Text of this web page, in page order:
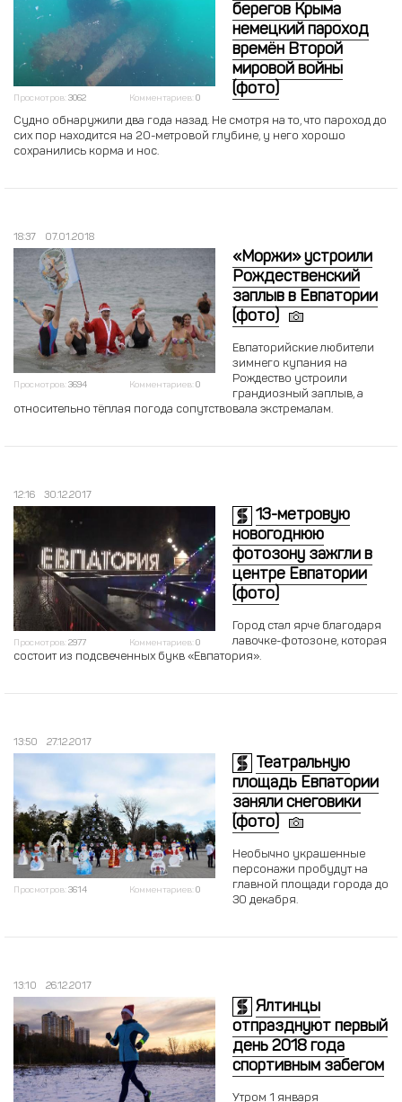
Просмотров: 3062 Комментариев: 0
берегов Крыма
немецкий пароход
времён Второй
мировой войны
(фото)
Судно обнаружили два года назад. Не смотря на то, что пароход до
сих пор находится на 20-метровой глубине, у него хорошо
сохранились корма и нос.
18:37 07.01.2018
Просмотров: 3694 Комментариев: 0
«Моржи» устроили
Рождественский
заплыв в Евпатории
(фото)
Евпаторийские любители
зимнего купания на
Рождество устроили
грандиозный заплыв, а
относительно тёплая погода сопутствовала экстремалам.
12:16 30.12.2017
Просмотров: 2977 Комментариев: 0
13-метровую
новогоднюю
фотозону зажгли в
центре Евпатории
(фото)
Город стал ярче благодаря
лавочке-фотозоне, которая
состоит из подсвеченных букв «Евпатория».
13:50 27.12.2017
Просмотров: 3614 Комментариев: 0
Театральную
площадь Евпатории
заняли снеговики
(фото)
Необычно украшенные
персонажи пробудут на
главной площади города до
30 декабря.
13:10 26.12.2017
Ялтинцы
отпразднуют первый
день 2018 года
спортивным забегом
Утром 1 января